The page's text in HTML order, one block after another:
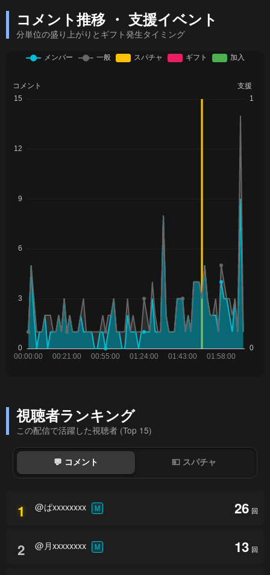
コメント推移 ・ 支援イベント
分単位の盛り上がりとギフト発生タイミング
視聴者ランキング
この配信で活躍した視聴者 (Top 15)
💬 コメント 💴 スパチャ
1 @ぱxxxxxxxx M 26 回
2 @月xxxxxxxx M 13 回